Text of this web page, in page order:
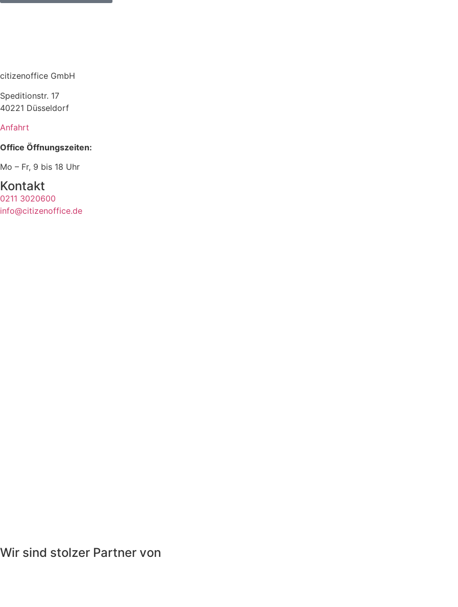
citizenoffice GmbH
Speditionstr. 17
40221 Düsseldorf
Anfahrt
Office Öffnungszeiten:
Mo – Fr, 9 bis 18 Uhr
Kontakt
0211 3020600
info@citizenoffice.de
Wir sind stolzer Partner von